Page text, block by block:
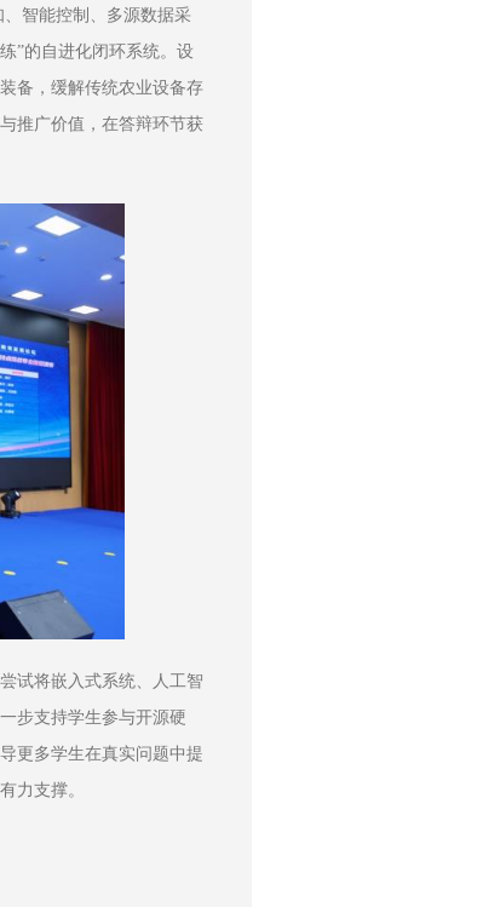
智能控制、多源数据采
”的自进化闭环系统。设
备，缓解传统农业设备存
推广价值，在答辩环节获
试将嵌入式系统、人工智
步支持学生参与开源硬
更多学生在真实问题中提
力支撑。